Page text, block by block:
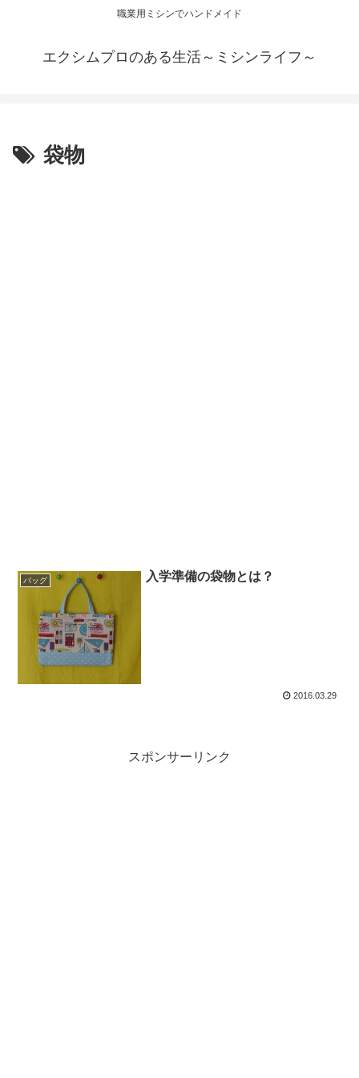
職業用ミシンでハンドメイド
エクシムプロのある生活～ミシンライフ～
袋物
バッグ 入学準備の袋物とは？
2016.03.29
スポンサーリンク